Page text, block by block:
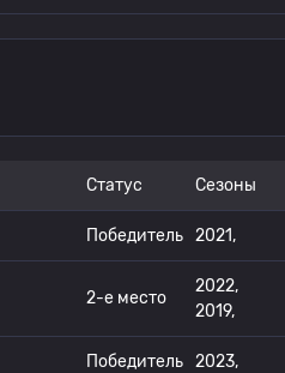
Статус Сезоны
Победитель 2021,
2-е место
2022,
2019,
Победитель 2023,